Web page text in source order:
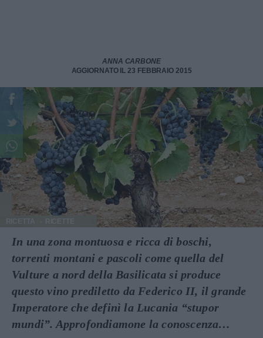
ANNA CARBONE
AGGIORNATO IL 23 FEBBRAIO 2015
RICETTA
In una zona montuosa e ricca di boschi,
torrenti montani e pascoli come quella del
Vulture a nord della Basilicata si produce
questo vino prediletto da Federico II, il grande
Imperatore che definì la Lucania “stupor
mundi”. Approfondiamone la conoscenza…